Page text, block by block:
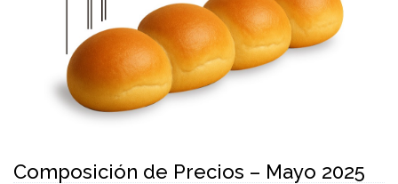
Composición de Precios – Mayo 2025